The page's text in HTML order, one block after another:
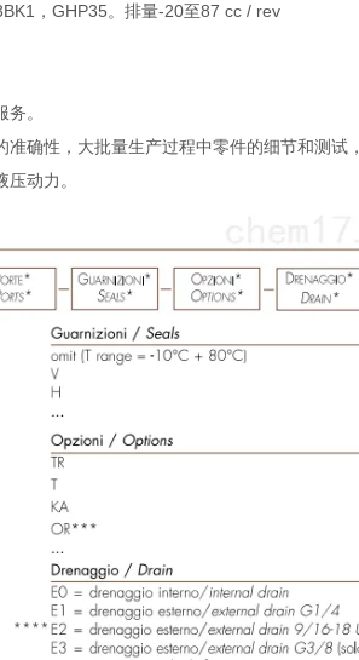
，GHP35。排量-20至87 cc / rev
。
确性，大批量生产过程中零件的细节和测试
动力。